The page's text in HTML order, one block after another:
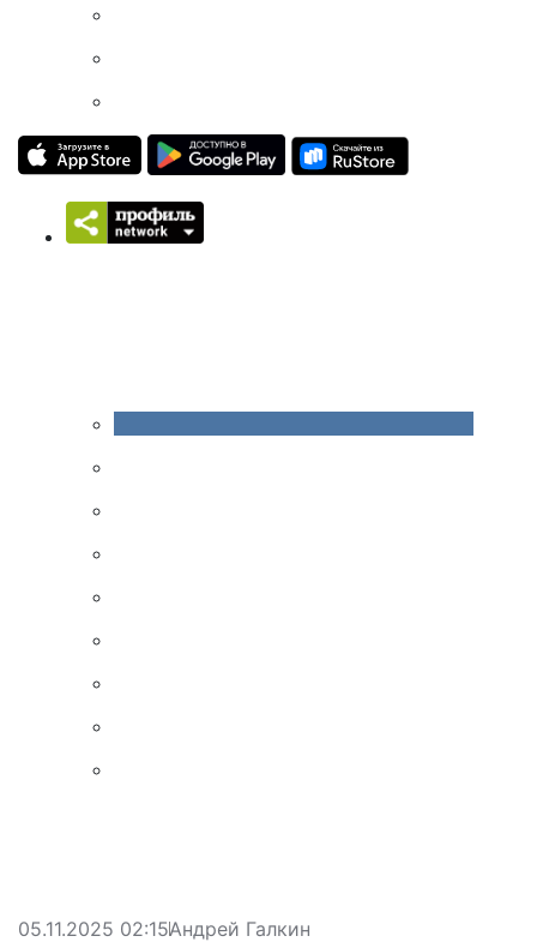
05.11.2025 02:15Андрей Галкин